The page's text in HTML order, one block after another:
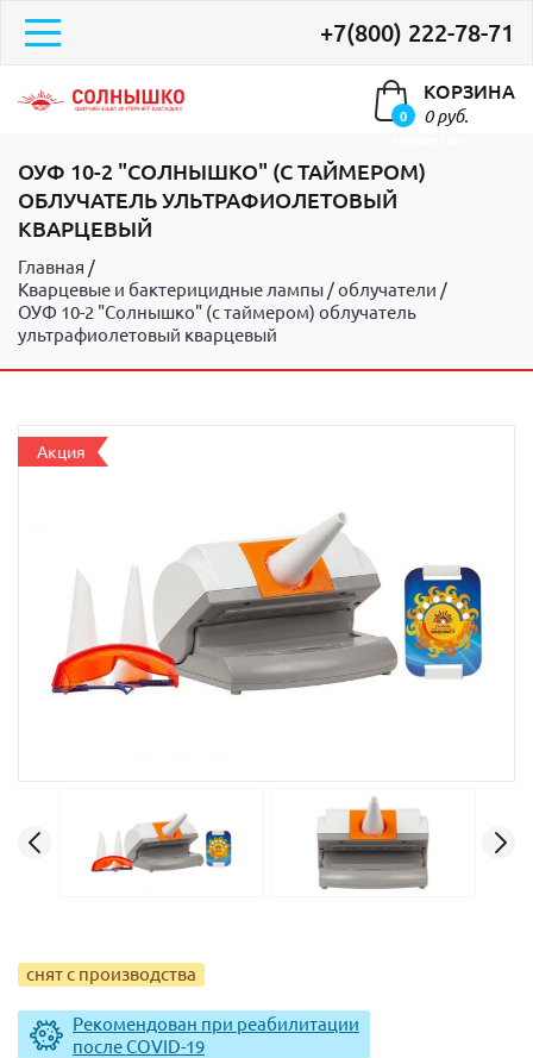
+7(800) 222-78-71
0
КОРЗИНА
0 руб.
ОУФ 10-2 "СОЛНЫШКО" (С ТАЙМЕРОМ)
ОБЛУЧАТЕЛЬ УЛЬТРАФИОЛЕТОВЫЙ
КВАРЦЕВЫЙ
Главная
Кварцевые и бактерицидные лампы / облучатели
ОУФ 10-2 "Солнышко" (с таймером) облучатель
ультрафиолетовый кварцевый
снят с производства
Рекомендован при реабилитации
после COVID-19